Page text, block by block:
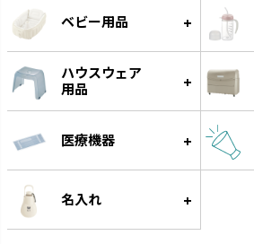
ベビー用品
ハウスウェア
用品
医療機器
名入れ